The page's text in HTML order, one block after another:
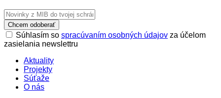
Chcem odoberať
Súhlasím so spracúvaním osobných údajov za účelom
zasielania newslettru
Aktuality
Projekty
Súťaže
O nás